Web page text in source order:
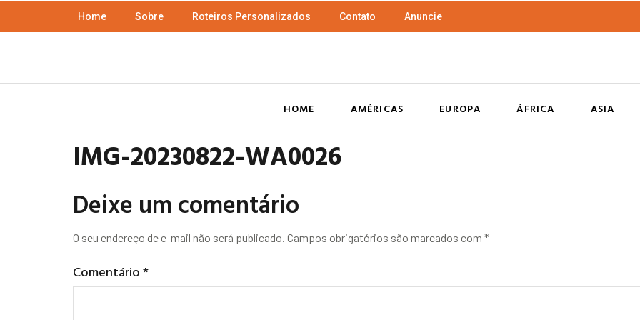
Home Sobre Roteiros Personalizados Contato Anuncie
HOME AMÉRICAS EUROPA ÁFRICA ASIA
IMG-20230822-WA0026
Deixe um comentário
O seu endereço de e-mail não será publicado. Campos obrigatórios são marcados com *
Comentário*